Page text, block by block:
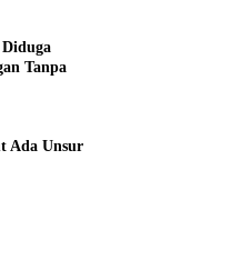
Tanpa
Ada Unsur